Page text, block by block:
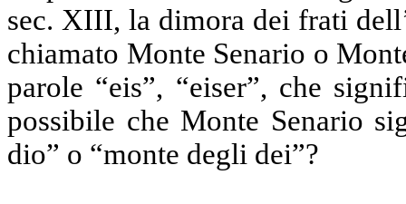
sec. XIII, la dimora dei frati
chiamato Monte Senario o
parole “eis”, “eiser”, che
possibile che Monte Senario
dio” o “monte degli dei”?